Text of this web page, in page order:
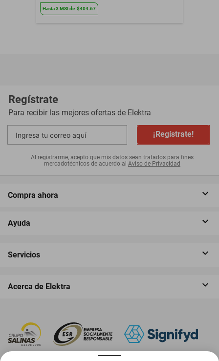
Hasta3 MSIde $404.67
Regístrate
Para recibir las mejores ofertas de Elektra
¡Regístrate!
Al registrarme, acepto que mis datos sean tratados para fines
mercadotécnicos de acuerdo al Aviso de Privacidad
Compra ahora
Ayuda
Servicios
Acerca de Elektra